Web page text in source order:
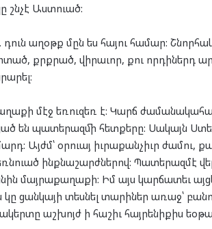
շնչէ Աստուած:
աղօթք մըն ես հայու համար:
քրքրած, վիրաւոր, քու որդիներդ
մէջ եռուզեռ է: Կարճ
են պատերազմի հետքերը: Սակայն
Այժմ՝ օրուայ իւրաքանչիւր ժամու,
ինքնաշարժներով: Պատերազմէ
մայրաքաղաքի: Իմ այս կարճատեւ
կը ցանկայի տեսնել տարիներ առաջ՝
աշխոյժ ի հաշիւ հայրենիքիս